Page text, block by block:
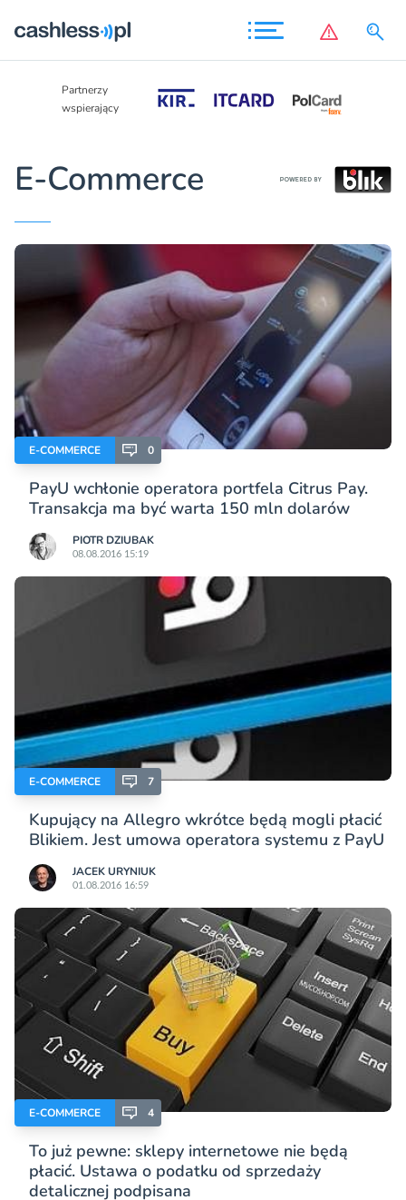
Partnerzy
wspierający
E-Commerce
E-COMMERCE 0
PayU wchłonie operatora portfela Citrus Pay.
Transakcja ma być warta 150 mln dolarów
PIOTR DZIUBAK
08.08.2016 15:19
E-COMMERCE 7
Kupujący na Allegro wkrótce będą mogli płacić
Blikiem. Jest umowa operatora systemu z PayU
JACEK URYNIUK
01.08.2016 16:59
E-COMMERCE 4
To już pewne: sklepy internetowe nie będą
płacić. Ustawa o podatku od sprzedaży
detalicznej podpisana